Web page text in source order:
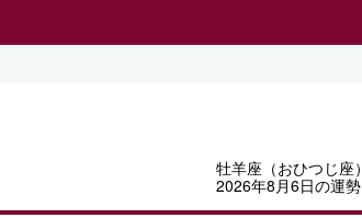
牡羊座（おひつじ座）
2026年8月6日の運勢